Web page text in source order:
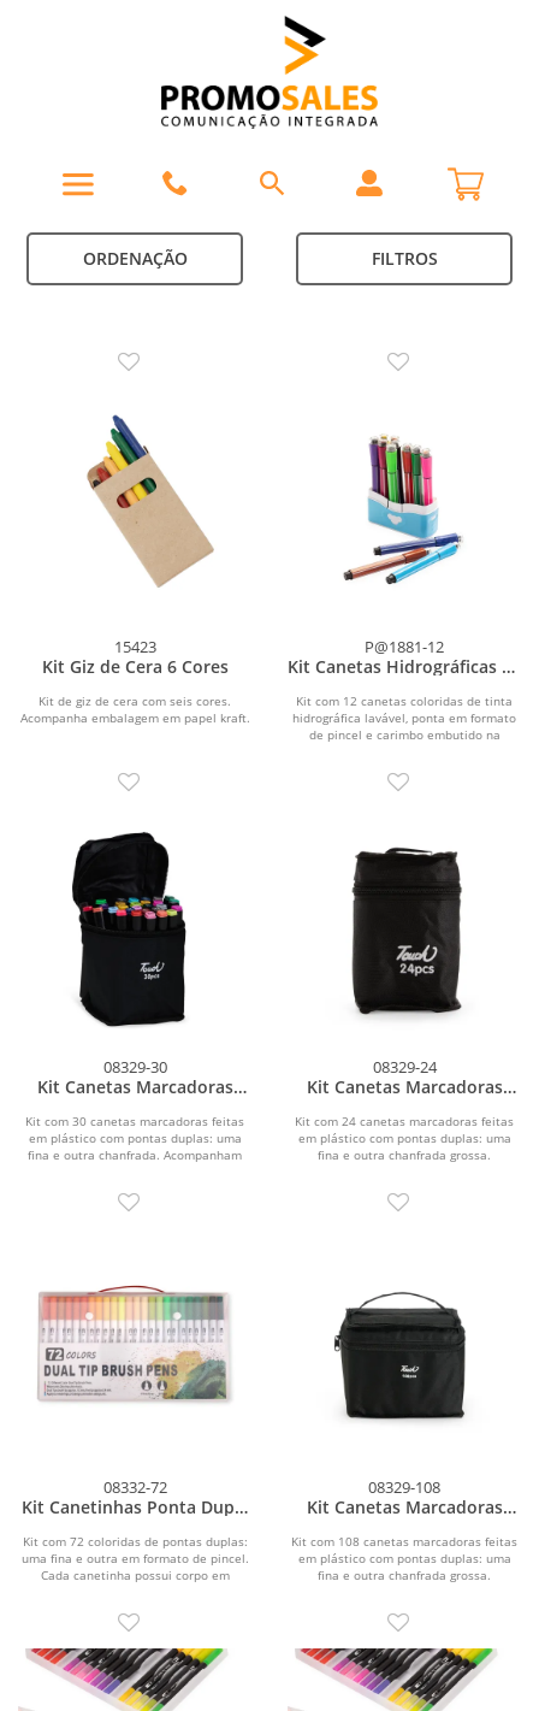
ORDENAÇÃO FILTROS
15423
Kit Giz de Cera 6 Cores
Kit de giz de cera com seis cores.
Acompanha embalagem em papel kraft.
P@1881-12
Kit Canetas Hidrográficas 12
Kit com 12 canetas coloridas de tinta
hidrográfica lavável, ponta em formato
de pincel e carimbo embutido na
08329-30
Kit Canetas Marcadoras
Kit com 30 canetas marcadoras feitas
em plástico com pontas duplas: uma
fina e outra chanfrada. Acompanham
08329-24
Kit Canetas Marcadoras
Kit com 24 canetas marcadoras feitas
em plástico com pontas duplas: uma
fina e outra chanfrada grossa.
08332-72
Kit Canetinhas Ponta Dupla
Kit com 72 coloridas de pontas duplas:
uma fina e outra em formato de pincel.
Cada canetinha possui corpo em
08329-108
Kit Canetas Marcadoras
Kit com 108 canetas marcadoras feitas
em plástico com pontas duplas: uma
fina e outra chanfrada grossa.